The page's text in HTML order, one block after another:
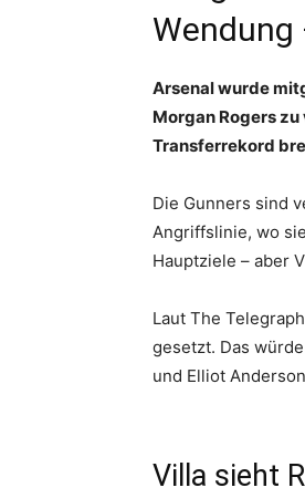
Arsenal wurde
Morgan Rogers
Transferrekord
Die Gunners sind
Angriffslinie, wo
Hauptziele – aber
Laut The
gesetzt. Das
und Elliot
Villa sieht